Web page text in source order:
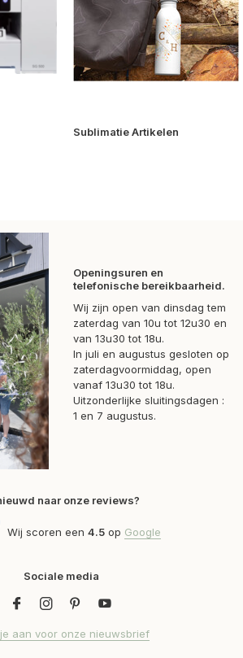
Sublimatie Artikelen
Openingsuren en
telefonische bereikbaarheid.
Wij zijn open van dinsdag tem
zaterdag van 10u tot 12u30 en
van 13u30 tot 18u.
In juli en augustus gesloten op
zaterdagvoormiddag, open
vanaf 13u30 tot 18u.
Uitzonderlijke sluitingsdagen :
1 en 7 augustus.
naar onze reviews?
Wij scoren een 4.5 op Google
Sociale media
aan voor onze nieuwsbrief